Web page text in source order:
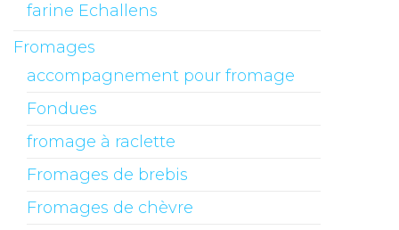
farine Echallens
Fromages
accompagnement pour fromage
Fondues
fromage à raclette
Fromages de brebis
Fromages de chèvre